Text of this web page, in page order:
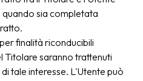
sia completata
finalità riconducibili
Titolare saranno trattenuti
tale interesse. L'Utente può